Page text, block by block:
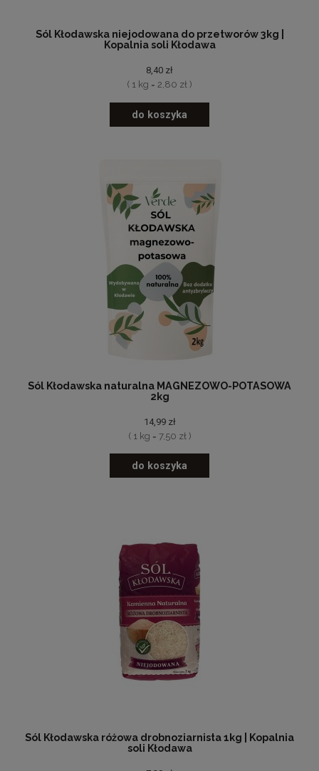
Sól Kłodawska niejodowana do przetworów 3kg |
Kopalnia soli Kłodawa
8,40 zł
( 1 kg = 2,80 zł )
do koszyka
Sól Kłodawska naturalna MAGNEZOWO-POTASOWA
2kg
14,99 zł
( 1 kg = 7,50 zł )
do koszyka
Sól Kłodawska różowa drobnoziarnista 1kg | Kopalnia
soli Kłodawa